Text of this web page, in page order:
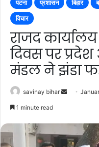
पटना प्रशासन बिहार
विचार
राजद
दिवस पर
मंडल ने झंडा
savinay bihar
Send
1 minute read